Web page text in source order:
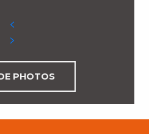
PHOTOS